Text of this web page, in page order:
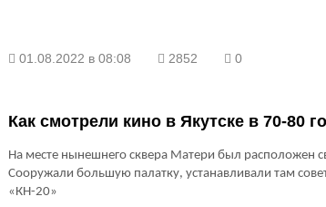
01.08.2022 в 08:08 2852 0
Как смотрели кино в Якутске в 70-80
На месте нынешнего сквера Матери был расположен
Сооружали большую палатку, устанавливали там
«КН-20»